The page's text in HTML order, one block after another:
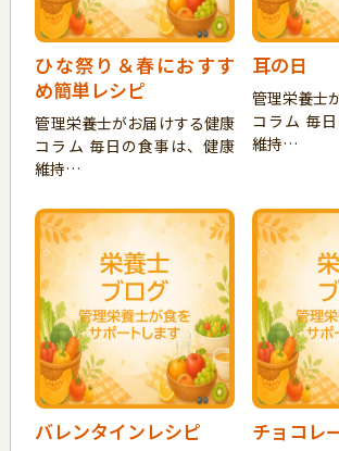
ひな祭り＆春におすす
め簡単レシピ
管理栄養士がお届けする健康
コラム 毎日の食事は、健康
維持…
耳の日
管理栄養士
コラム 毎
維持…
バレンタインレシピ チョコレ